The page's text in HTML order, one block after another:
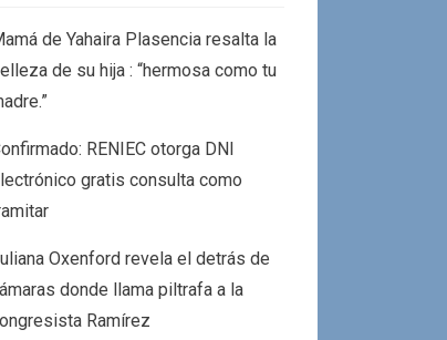
de Yahaira Plasencia resalta la
de su hija : “hermosa como tu
RENIEC otorga DNI
gratis consulta como
Oxenford revela el detrás de
donde llama piltrafa a la
Ramírez